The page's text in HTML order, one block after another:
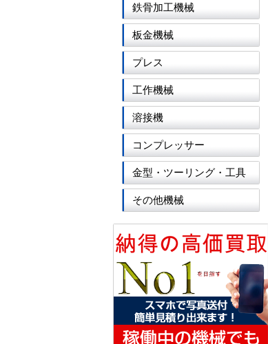
鉄骨加工機械
板金機械
プレス
工作機械
溶接機
コンプレッサー
金型・ツーリング・工具
その他機械